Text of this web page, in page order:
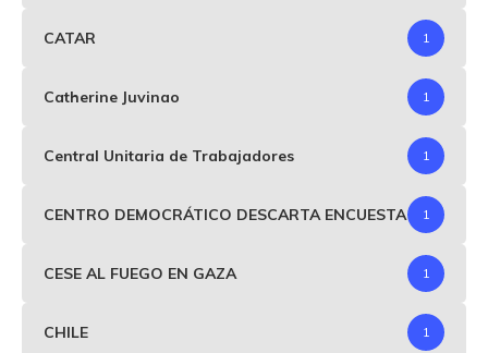
CATAR 1
Catherine Juvinao 1
Central Unitaria de Trabajadores 1
CENTRO DEMOCRÁTICO DESCARTA ENCUESTA 1
CESE AL FUEGO EN GAZA 1
CHILE 1